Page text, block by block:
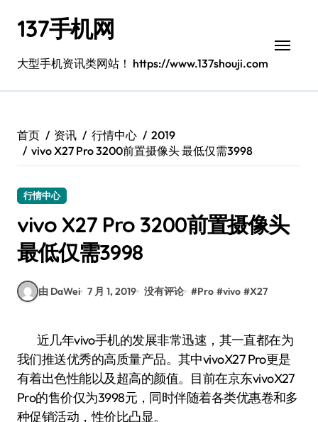
137手机网
大型手机资讯类网站！ https://www.137shouji.com
首页 资讯 行情中心
2019
vivo X27 Pro 3200前置摄像头 最低仅需3998
行情中心
vivo X27 Pro 3200前置摄像头
最低仅需3998
由 DaWei 7 月 1, 2019 没有评论 #Pro #vivo #X27
近几年vivo手机的发展非常迅速，其一直都在为
我们推送优秀的高质量产品。其中vivoX27 Pro更是
有着出色性能以及超高的颜值。目前在京东vivoX27
Pro的售价仅为3998元，同时伴随着各类优惠卷和多
种促销活动，性价比凸显。